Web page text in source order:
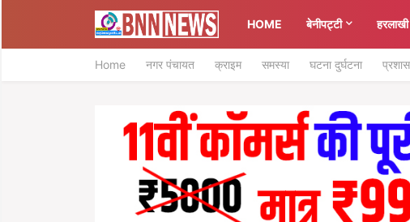
HOME बेनीपट्टी हरलाखी
Home नगर पंचायत क्राइम समस्या घटना दुर्घटना